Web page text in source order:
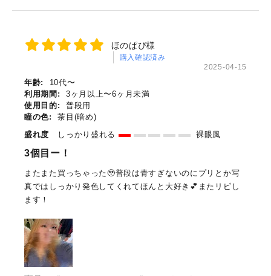
ほのぱぴ様
購入確認済み
2025-04-15
年齢:
10代〜
利用期間:
3ヶ月以上〜6ヶ月未満
使用目的:
普段用
瞳の色:
茶目(暗め)
盛れ度
しっかり盛れる 裸眼風
3個目ー！
またまた買っちゃった🥹普段は青すぎないのにプリとか写
真ではしっかり発色してくれてほんと大好き︎💕︎︎またリピし
ます！